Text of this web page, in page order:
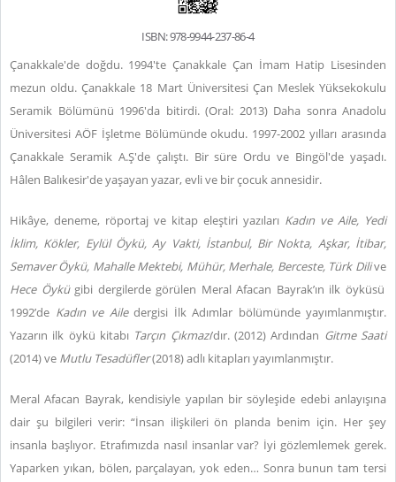
ISBN: 978-9944-237-86-4
Çanakkale'de doğdu. 1994'te Çanakkale Çan İmam Hatip Lisesinden
mezun oldu. Çanakkale 18 Mart Üniversitesi Çan Meslek Yüksekokulu
Seramik Bölümünü 1996'da bitirdi. (Oral: 2013) Daha sonra Anadolu
Üniversitesi AÖF İşletme Bölümünde okudu. 1997-2002 yılları arasında
Çanakkale Seramik A.Ş'de çalıştı. Bir süre Ordu ve Bingöl'de yaşadı.
Hâlen Balıkesir'de yaşayan yazar, evli ve bir çocuk annesidir.
Hikâye, deneme, röportaj ve kitap eleştiri yazıları Kadın ve Aile, Yedi
İklim, Kökler, Eylül Öykü, Ay Vakti, İstanbul, Bir Nokta, Aşkar, İtibar,
Semaver Öykü, Mahalle Mektebi, Mühür, Merhale, Berceste, Türk Dilive
Hece Öykügibi dergilerde görülen Meral Afacan Bayrak’ın ilk öyküsü
1992’de Kadın ve Ailedergisi İlk Adımlar bölümünde yayımlanmıştır.
Yazarın ilk öykü kitabı Tarçın Çıkmazı’dır. (2012) Ardından Gitme Saati
(2014) ve Mutlu Tesadüfler(2018) adlı kitapları yayımlanmıştır.
Meral Afacan Bayrak, kendisiyle yapılan bir söyleşide edebi anlayışına
dair şu bilgileri verir: “İnsan ilişkileri ön planda benim için. Her şey
insanla başlıyor. Etrafımızda nasıl insanlar var? İyi gözlemlemek gerek.
Yaparken yıkan, bölen, parçalayan, yok eden… Sonra bunun tam tersi